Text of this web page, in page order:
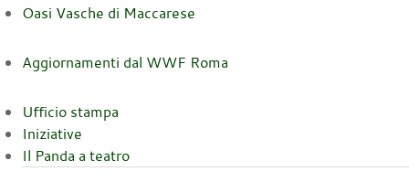
Oasi Vasche di Maccarese
Aggiornamenti dal WWF Roma
Ufficio stampa
Iniziative
Il Panda a teatro